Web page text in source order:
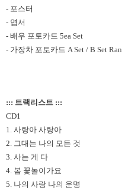
- 포스터
- 엽서
- 배우 포토카드 5ea Set
- 가장차 포토카드 A Set / B Set
::: 트랙리스트 :::
CD1
1. 사랑아 사랑아
2. 그대는 나의 모든 것
3. 사는 게 다
4. 봄 꽃놀이가요
5. 나의 사랑 나의 운명